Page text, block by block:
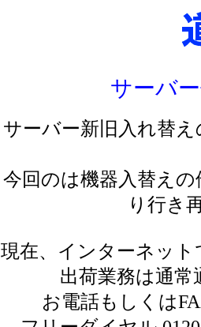
サーバ
サーバー新旧入れ替
今回のは機器入替え
り行き
現在、インターネッ
出荷業務は通
お電話もしくは